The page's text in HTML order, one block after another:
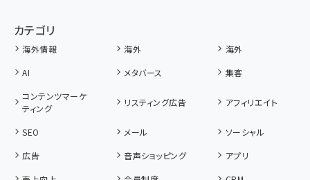
カテゴリ
海外情報 海外
海外
AI
メタバース
集客
コンテンツマーケ
ティング
リスティング広告 アフィリエイト
SEO メール
ソーシャル
広告
音声ショッピング
アプリ